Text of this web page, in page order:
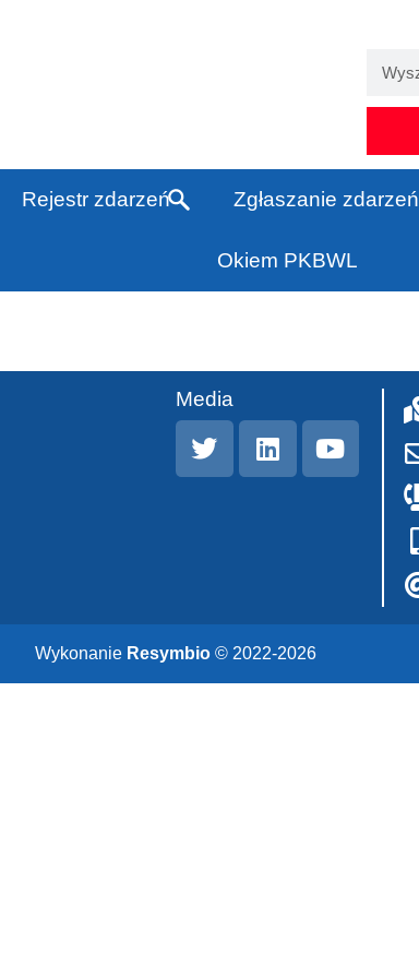
Rejestr zdarzeń Zgłaszanie zdarzeń
Okiem PKBWL
Media
Wykonanie Resymbio © 2022-2026